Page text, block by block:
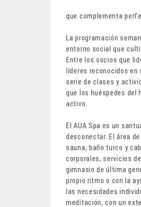
que complementa
La programación
entorno social que
Entre los socios que
líderes reconocidos
serie de clases y
que los huéspedes
activo.
El AUA Spa es un
desconectar. El área
sauna, baño turco y
corporales, servicios
gimnasio de última
propio ritmo o con la
las necesidades
meditación, con un